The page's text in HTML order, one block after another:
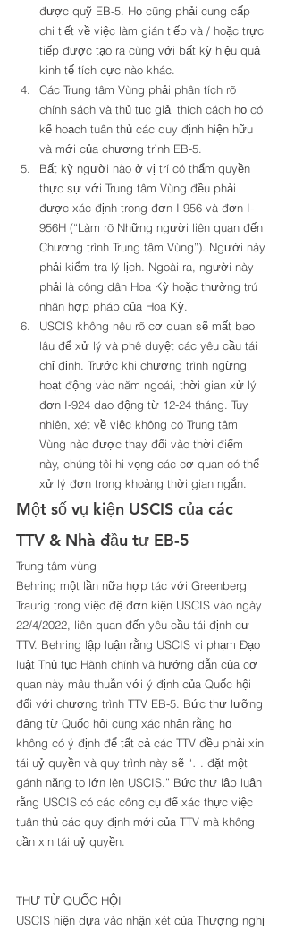
được quỹ EB-5. Họ cũng phải cung cấp
chi tiết về việc làm gián tiếp và / hoặc trực
tiếp được tạo ra cùng với bất kỳ hiệu quả
kinh tế tích cực nào khác.
Các Trung tâm Vùng phải phân tích rõ
chính sách và thủ tục giải thích cách họ có
kế hoạch tuân thủ các quy định hiện hữu
và mới của chương trình EB-5.
Bất kỳ người nào ở vị trí có thẩm quyền
thực sự với Trung tâm Vùng đều phải
được xác định trong đơn I-956 và đơn I-
956H (“Làm rõ Những người liên quan đến
Chương trình Trung tâm Vùng”). Người này
phải kiểm tra lý lịch. Ngoài ra, người này
phải là công dân Hoa Kỳ hoặc thường trú
nhân hợp pháp của Hoa Kỳ.
USCIS không nêu rõ cơ quan sẽ mất bao
lâu để xử lý và phê duyệt các yêu cầu tái
chỉ định. Trước khi chương trình ngừng
hoạt động vào năm ngoái, thời gian xử lý
đơn I-924 dao động từ 12-24 tháng. Tuy
nhiên, xét về việc không có Trung tâm
Vùng nào được thay đổi vào thời điểm
này, chúng tôi hi vọng các cơ quan có thể
xử lý đơn trong khoảng thời gian ngắn.
Một số vụ kiện USCIS của các
TTV & Nhà đầu tư EB-5
Trung tâm vùng
Behring một lần nữa hợp tác với Greenberg
Traurig trong việc đệ đơn kiện USCIS vào ngày
22/4/2022, liên quan đến yêu cầu tái định cư
TTV. Behring lập luận rằng USCIS vi phạm Đạo
luật Thủ tục Hành chính và hướng dẫn của cơ
quan này mâu thuẫn với ý định của Quốc hội
đối với chương trình TTV EB-5. Bức thư lưỡng
đảng từ Quốc hội cũng xác nhận rằng họ
không có ý định để tất cả các TTV đều phải xin
tái uỷ quyền và quy trình này sẽ “… đặt một
gánh nặng to lớn lên USCIS.” Bức thư lập luận
rằng USCIS có các công cụ để xác thực việc
tuân thủ các quy định mới của TTV mà không
cần xin tái uỷ quyền.
THƯ TỪ QUỐC HỘI
USCIS hiện dựa vào nhận xét của Thượng nghị